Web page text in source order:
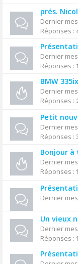
prés.
Dernier
Réponses :
Dernier
Réponses :
BMW
Dernier
Réponses :
Petit
Dernier
Réponses :
Bonjour à
Dernier
Réponses :
Dernier
Un vieux
Dernier
Réponses :